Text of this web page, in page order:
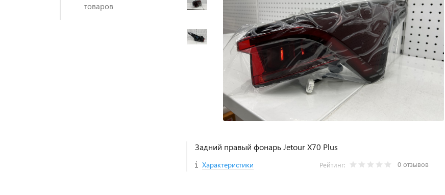
товаров
Задний правый фонарь Jetour X70 Plus
Характеристики Рейтинг: 0 отзывов